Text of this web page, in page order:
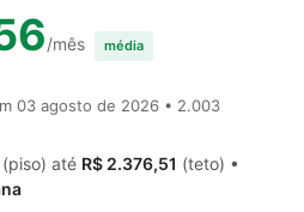
/mês média
03 agosto de 2026 • 2.003
(piso) até R$ 2.376,51 (teto) •